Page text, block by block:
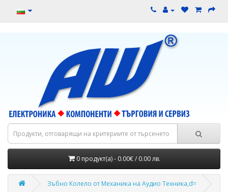
0 продукт(а) - 0.00€ / 0.00 лв.
Зъбно Колело от Механика на Аудио Техника,d=